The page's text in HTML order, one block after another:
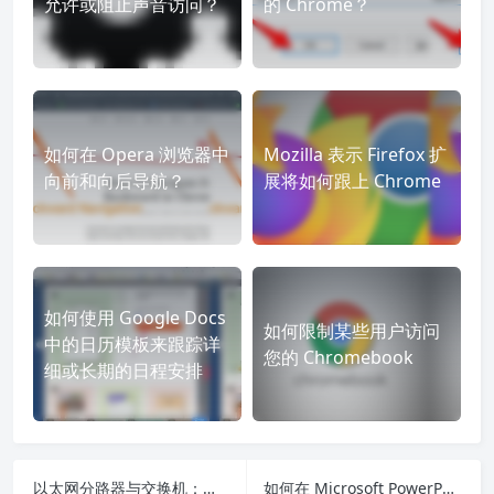
如何在 Opera 浏览器中
向前和向后导航？
Mozilla 表示 Firefox 扩
展将如何跟上 Chrome
如何使用 Google Docs
中的日历模板来跟踪详
细或长期的日程安排
如何限制某些用户访问
您的 Chromebook
以太网分路器与交换机：有什么区别？
如何在 Microsoft PowerPoint 中使用运动路径动画